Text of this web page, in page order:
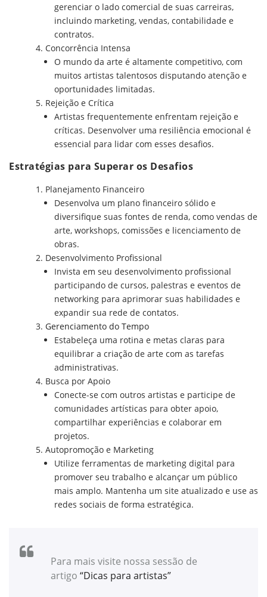
gerenciar o lado comercial de suas carreiras,
incluindo marketing, vendas, contabilidade e
contratos.
Concorrência Intensa
O mundo da arte é altamente competitivo, com
muitos artistas talentosos disputando atenção e
oportunidades limitadas.
Rejeição e Crítica
Artistas frequentemente enfrentam rejeição e
críticas. Desenvolver uma resiliência emocional é
essencial para lidar com esses desafios.
Estratégias para Superar os Desafios
Planejamento Financeiro
Desenvolva um plano financeiro sólido e
diversifique suas fontes de renda, como vendas de
arte, workshops, comissões e licenciamento de
obras.
Desenvolvimento Profissional
Invista em seu desenvolvimento profissional
participando de cursos, palestras e eventos de
networking para aprimorar suas habilidades e
expandir sua rede de contatos.
Gerenciamento do Tempo
Estabeleça uma rotina e metas claras para
equilibrar a criação de arte com as tarefas
administrativas.
Busca por Apoio
Conecte-se com outros artistas e participe de
comunidades artísticas para obter apoio,
compartilhar experiências e colaborar em
projetos.
Autopromoção e Marketing
Utilize ferramentas de marketing digital para
promover seu trabalho e alcançar um público
mais amplo. Mantenha um site atualizado e use as
redes sociais de forma estratégica.
Para mais visite nossa sessão de
artigo “Dicas para artistas”